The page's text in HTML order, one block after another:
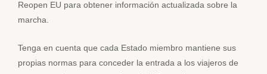
Reopen EU para obtener información actualizada sobre la
marcha.
Tenga en cuenta que cada Estado miembro mantiene sus
propias normas para conceder la entrada a los viajeros de